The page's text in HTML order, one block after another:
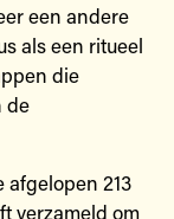
een andere
als een ritueel
die
de
afgelopen 213
verzameld om